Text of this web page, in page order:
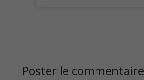
Poster le commentaire